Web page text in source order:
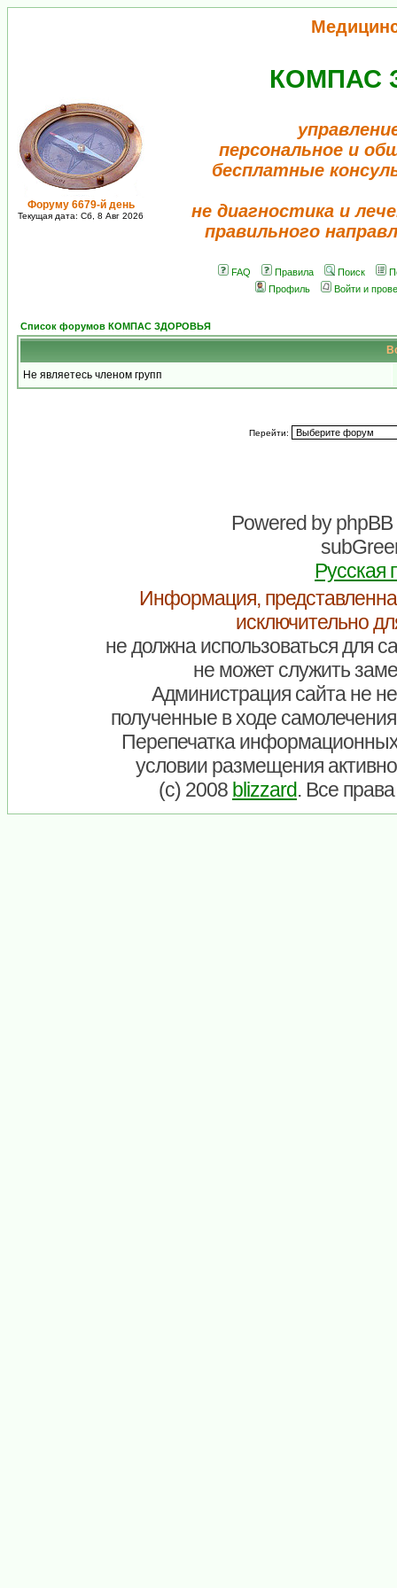
Форуму 6679-й день
Текущая дата: Сб, 8 Авг 2026
КОМПАС
персональное и
бесплатные
не диагностика и
правильного
FAQ Правила Поиск
Профиль
Войти и
Список форумов КОМПАС ЗДОРОВЬЯ
Не являетесь членом групп
Перейти:
Powered byphpBB
Русская
Информация,
исключительно
не должна использоваться для
не может служить
Администрация сайта не
полученные в ходе
Перепечатка
условии размещения
(c) 2008 blizzard. Все